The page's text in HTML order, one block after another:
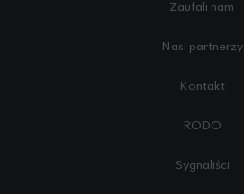
Zaufali nam
Nasi partnerzy
Kontakt
RODO
Sygnaliści